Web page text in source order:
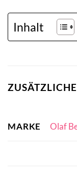
Inhalt
MARKE Olaf